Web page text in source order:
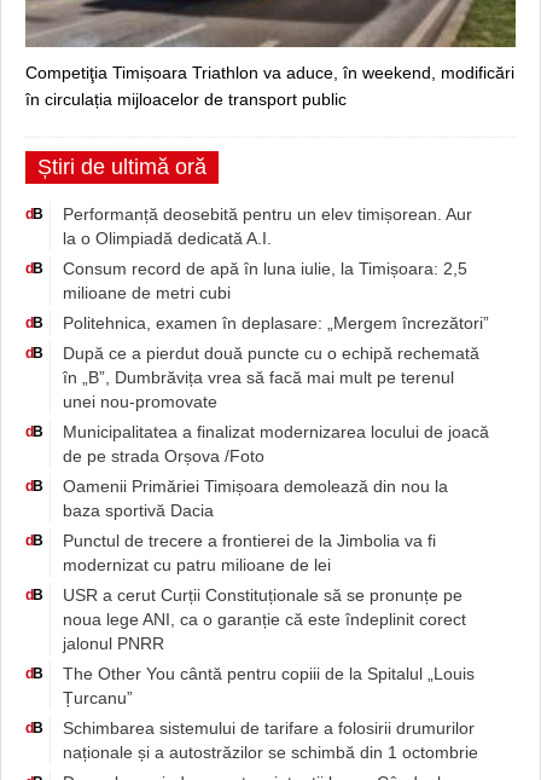
Competiţia Timișoara Triathlon va aduce, în weekend, modificări
în circulația mijloacelor de transport public
Știri de ultimă oră
d B
Performanță deosebită pentru un elev timișorean. Aur
la o Olimpiadă dedicată A.I.
d B
Consum record de apă în luna iulie, la Timișoara: 2,5
milioane de metri cubi
d B Politehnica, examen în deplasare: „Mergem încrezători”
d B
După ce a pierdut două puncte cu o echipă rechemată
în „B”, Dumbrăvița vrea să facă mai mult pe terenul
unei nou-promovate
d B
Municipalitatea a finalizat modernizarea locului de joacă
de pe strada Orșova /Foto
d B
Oamenii Primăriei Timișoara demolează din nou la
baza sportivă Dacia
d B
Punctul de trecere a frontierei de la Jimbolia va fi
modernizat cu patru milioane de lei
d B
USR a cerut Curții Constituționale să se pronunțe pe
noua lege ANI, ca o garanție că este îndeplinit corect
jalonul PNRR
d B
The Other You cântă pentru copiii de la Spitalul „Louis
Țurcanu”
d B
Schimbarea sistemului de tarifare a folosirii drumurilor
naționale și a autostrăzilor se schimbă din 1 octombrie